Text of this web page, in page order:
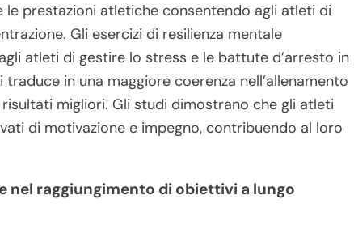
le prestazioni atletiche consentendo agli atleti di
Gli esercizi di resilienza mentale
atleti di gestire lo stress e le battute d’arresto in
in una maggiore coerenza nell’allenamento
migliori. Gli studi dimostrano che gli atleti
di motivazione e impegno, contribuendo al loro
nel raggiungimento di obiettivi a lungo